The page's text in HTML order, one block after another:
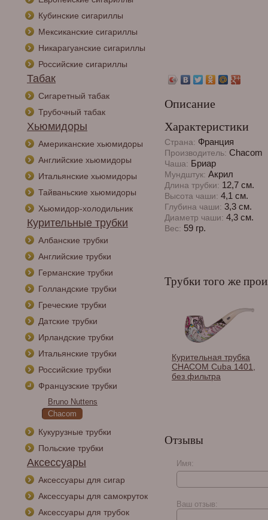
Кубинские сигариллы
Мексиканские сигариллы
Никарагуанские сигариллы
Российские сигариллы
Табак
Сигаретный табак
Трубочный табак
Хьюмидоры
Американские хьюмидоры
Английские хьюмидоры
Итальянские хьюмидоры
Тайваньские хьюмидоры
Хьюмидор-холодильник
Курительные трубки
Албанские трубки
Английские трубки
Германские трубки
Голландские трубки
Греческие трубки
Датские трубки
Ирландские трубки
Итальянские трубки
Российские трубки
Французские трубки
Bruno Nuttens
Chacom
Кукурузные трубки
Польские трубки
Аксессуары
Аксессуары для сигар
Аксессуары для самокруток
Аксессуары для трубок
Описание
Характеристики
Страна: Франция
Производитель: Chacom
Чаша: Бриар
Мундштук: Акрил
Длина трубки: 12,7 см.
Высота чаши: 4,1 см.
Глубина чаши: 3,3 см.
Диаметр чаши: 4,3 см.
Вес: 59 гр.
Трубки того же
Курительная трубка
CHACOM Cuba 1401,
без фильтра
Курительная трубка
Отзывы
Имя:
Ваш отзыв: